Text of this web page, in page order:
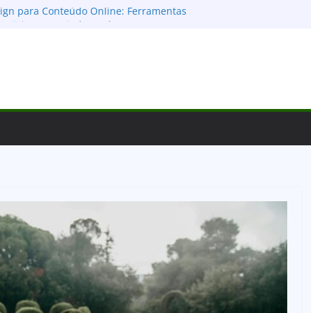
para Conteúdo Online: Ferramentas
para Apps: Desvendando as Diferenças e o
um Legado Visual
Design Digital 2026: Prepare Sua Marca